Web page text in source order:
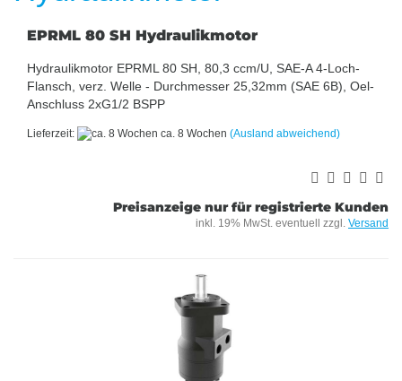
EPRML 80 SH Hydraulikmotor
Hydraulikmotor EPRML 80 SH, 80,3 ccm/U, SAE-A 4-Loch-
Flansch, verz. Welle - Durchmesser 25,32mm (SAE 6B), Oel-
Anschluss 2xG1/2 BSPP
Lieferzeit: ca. 8 Wochen (Ausland abweichend)
Preisanzeige nur für registrierte Kunden
inkl. 19% MwSt. eventuell zzgl. Versand